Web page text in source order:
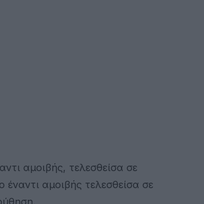
αμοιβής, τελεσθείσα σε
αμοιβής τελεσθείσα σε